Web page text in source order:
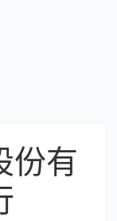
份有